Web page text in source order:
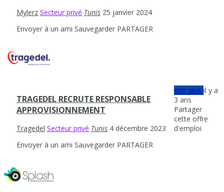
Mylerz Secteur privé Tunis 25 janvier 2024
Envoyer à un ami Sauvegarder PARTAGER
TRAGEDEL RECRUTE RESPONSABLE
APPROVISIONNEMENT
Tragedel Secteur privé Tunis 4 décembre 2023
Envoyer à un ami Sauvegarder PARTAGER
Voir plusil y a
3 ans
Partager
cette offre
d'emploi